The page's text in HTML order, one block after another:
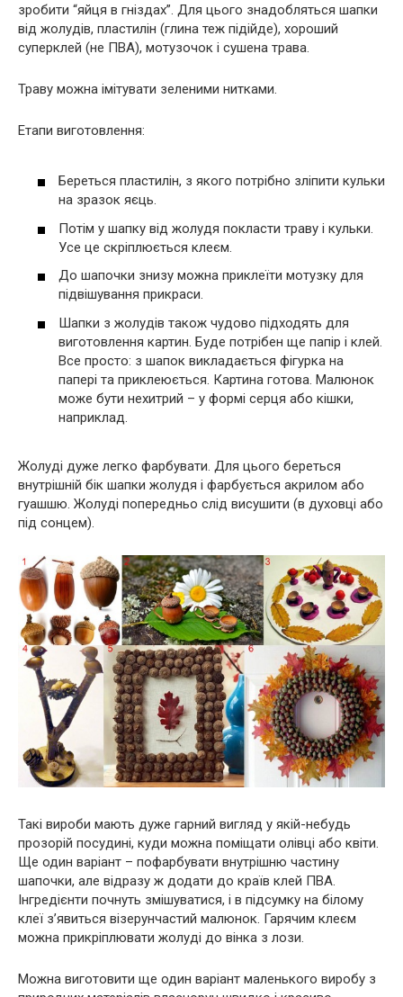
зробити “яйця в гніздах”. Для цього знадобляться шапки
від жолудів, пластилін (глина теж підійде), хороший
суперклей (не ПВА), мотузочок і сушена трава.
Траву можна імітувати зеленими нитками.
Етапи виготовлення:
Береться пластилін, з якого потрібно зліпити кульки
на зразок яєць.
Потім у шапку від жолудя покласти траву і кульки.
Усе це скріплюється клеєм.
До шапочки знизу можна приклеїти мотузку для
підвішування прикраси.
Шапки з жолудів також чудово підходять для
виготовлення картин. Буде потрібен ще папір і клей.
Все просто: з шапок викладається фігурка на
папері та приклеюється. Картина готова. Малюнок
може бути нехитрий – у формі серця або кішки,
наприклад.
Жолуді дуже легко фарбувати. Для цього береться
внутрішній бік шапки жолудя і фарбується акрилом або
гуашшю. Жолуді попередньо слід висушити (в духовці або
під сонцем).
Такі вироби мають дуже гарний вигляд у якій-небудь
прозорій посудині, куди можна поміщати олівці або квіти.
Ще один варіант – пофарбувати внутрішню частину
шапочки, але відразу ж додати до країв клей ПВА.
Інгредієнти почнуть змішуватися, і в підсумку на білому
клеї з’явиться візерунчастий малюнок. Гарячим клеєм
можна прикріплювати жолуді до вінка з лози.
Можна виготовити ще один варіант маленького виробу з